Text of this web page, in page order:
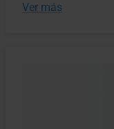
Ver más